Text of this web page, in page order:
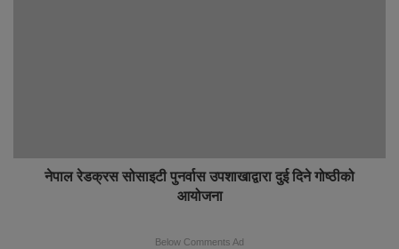
नेपाल रेडक्रस सोसाइटी पुनर्वास उपशाखाद्वारा दुई दिने गोष्ठीको
आयोजना
Below Comments Ad